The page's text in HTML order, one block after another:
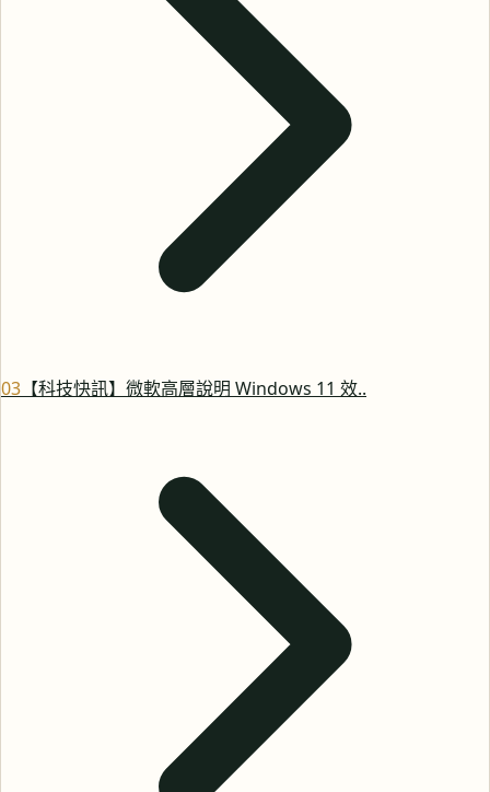
03 【科技快訊】微軟高層說明 Windows 11 效..